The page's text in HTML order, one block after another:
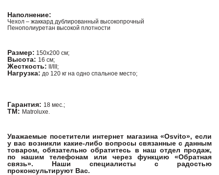
Наполнение:
Чехол – жаккард дублированный высокопрочный
Пенополиуретан высокой плотности
Размер: 150х200 см;
Высота: 16 см;
Жесткость: II/III;
Нагрузка: до 120 кг на одно спальное место;
Гарантия: 18 мес.;
ТМ: Matroluxe.
Уважаемые посетители интернет магазина «Osvito», если
у вас возникли какие-либо вопросы связанные с данным
товаром, обязательно обратитесь в наш отдел продаж,
по нашим телефонам или через функцию «Обратная
связь». Наши специалисты с радостью
проконсультируют Вас.